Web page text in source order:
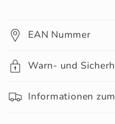
EAN Nummer
Warn- und
Informationen